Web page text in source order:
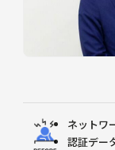
ネットワ
認証デー